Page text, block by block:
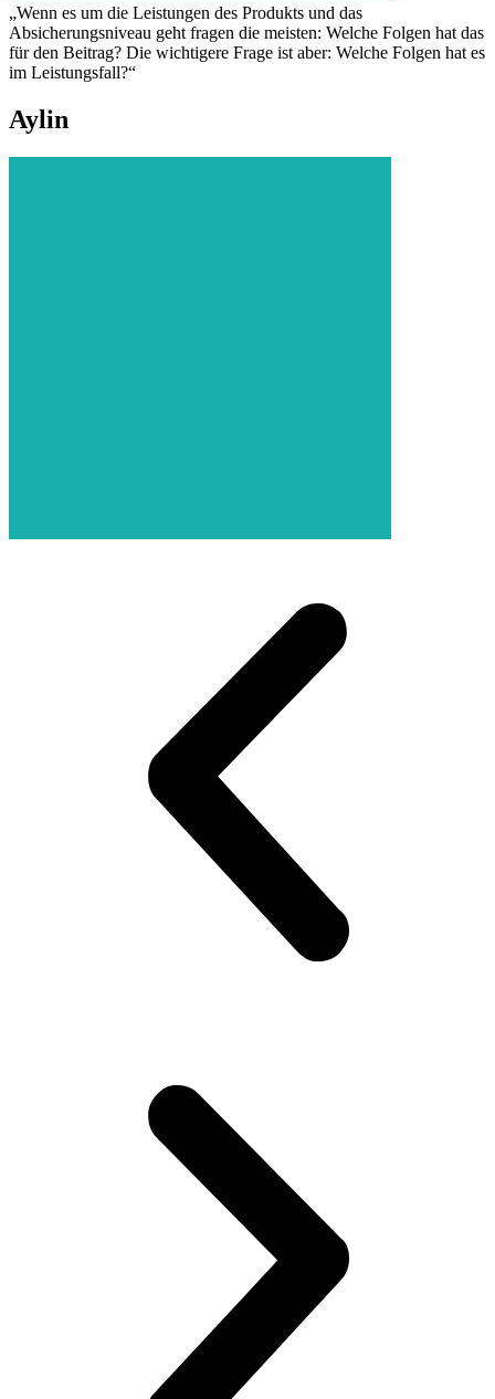
„Wenn es um die Leistungen des Produkts und das
Absicherungsniveau geht fragen die meisten: Welche Folgen hat das
für den Beitrag? Die wichtigere Frage ist aber: Welche Folgen hat es
im Leistungsfall?“
Aylin